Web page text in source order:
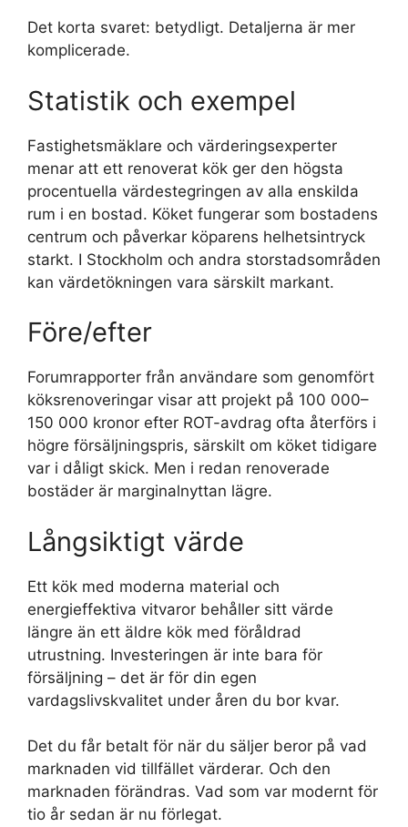
Det korta svaret: betydligt. Detaljerna är mer
komplicerade.
Statistik och exempel
Fastighetsmäklare och värderingsexperter
menar att ett renoverat kök ger den högsta
procentuella värdestegringen av alla enskilda
rum i en bostad. Köket fungerar som bostadens
centrum och påverkar köparens helhetsintryck
starkt. I Stockholm och andra storstadsområden
kan värdetökningen vara särskilt markant.
Före/efter
Forumrapporter från användare som genomfört
köksrenoveringar visar att projekt på 100 000–
150 000 kronor efter ROT-avdrag ofta återförs i
högre försäljningspris, särskilt om köket tidigare
var i dåligt skick. Men i redan renoverade
bostäder är marginalnyttan lägre.
Långsiktigt värde
Ett kök med moderna material och
energieffektiva vitvaror behåller sitt värde
längre än ett äldre kök med föråldrad
utrustning. Investeringen är inte bara för
försäljning – det är för din egen
vardagslivskvalitet under åren du bor kvar.
Det du får betalt för när du säljer beror på vad
marknaden vid tillfället värderar. Och den
marknaden förändras. Vad som var modernt för
tio år sedan är nu förlegat.